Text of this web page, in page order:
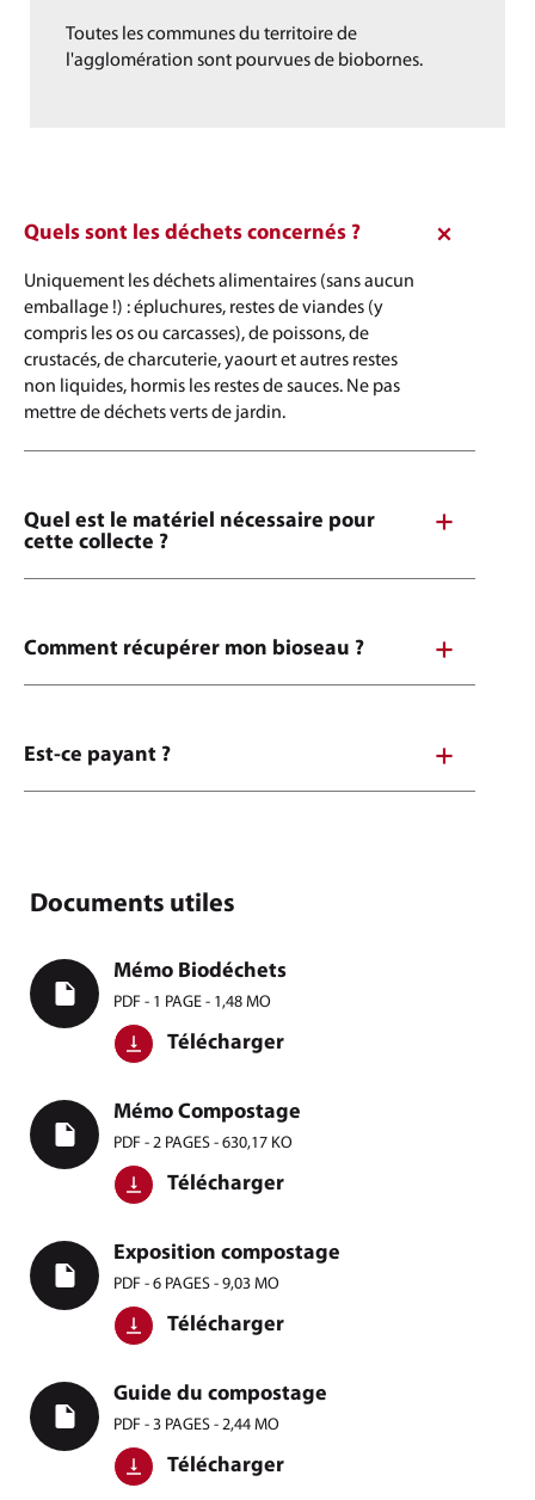
Toutes les communes du territoire de
l'agglomération sont pourvues de biobornes.
Quels sont les déchets concernés ?
Uniquement les déchets alimentaires (sans aucun
emballage !) : épluchures, restes de viandes (y
compris les os ou carcasses), de poissons, de
crustacés, de charcuterie, yaourt et autres restes
non liquides, hormis les restes de sauces. Ne pas
mettre de déchets verts de jardin.
Quel est le matériel nécessaire pour
cette collecte ?
Comment récupérer mon bioseau ?
Est-ce payant ?
Documents utiles
Mémo Biodéchets
PDF - 1 PAGE - 1,48 MO
Télécharger
Mémo Compostage
PDF - 2 PAGES - 630,17 KO
Télécharger
Exposition compostage
PDF - 6 PAGES - 9,03 MO
Télécharger
Guide du compostage
PDF - 3 PAGES - 2,44 MO
Télécharger